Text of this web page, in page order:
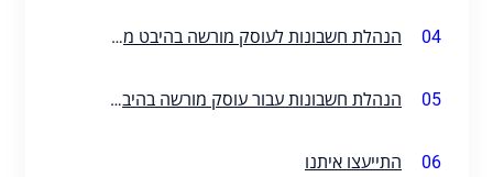
04 הנהלת חשבונות לעוסק מורשה בהיבט מס הכנסה
05 הנהלת חשבונות עבור עוסק מורשה בהיבט הביטוח הלאומי
06 התייעצו איתנו